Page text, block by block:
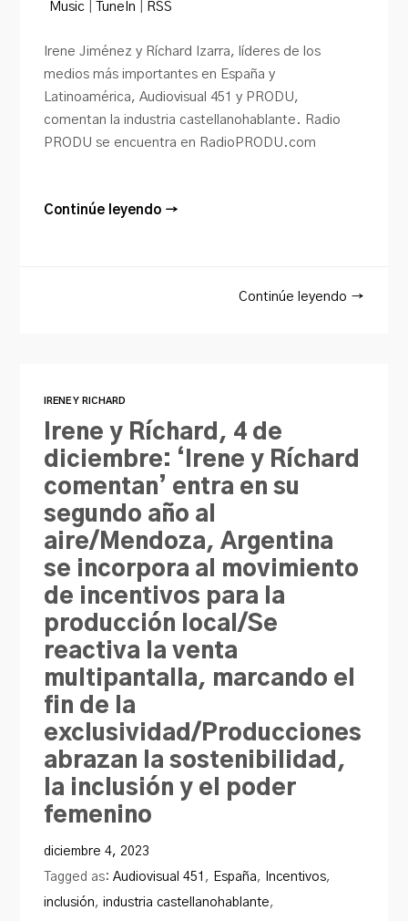
Music |TuneIn RSS
Irene Jiménez y Ríchard Izarra, líderes de los
medios más importantes en España y
Latinoamérica, Audiovisual 451 y PRODU,
comentan la industria castellanohablante. Radio
PRODU se encuentra en RadioPRODU.com
Continúe leyendo →
Continúe leyendo →
IRENE Y RICHARD
Irene y Ríchard, 4 de
diciembre: ‘Irene y Ríchard
comentan’ entra en su
segundo año al
aire/Mendoza, Argentina
se incorpora al movimiento
de incentivos para la
producción local/Se
reactiva la venta
multipantalla, marcando el
fin de la
exclusividad/Producciones
abrazan la sostenibilidad,
la inclusión y el poder
femenino
diciembre 4, 2023
Tagged as:Audiovisual 451 , España, Incentivos,
inclusión,industria castellanohablante,